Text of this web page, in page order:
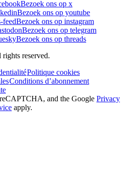
Bezoek ons op x
Bezoek ons op youtube
feedBezoek ons op instagram
Bezoek ons op telegram
Bezoek ons op threads
reserved.
Politique cookies
Conditions d’abonnement
and the Google Privacy
apply.